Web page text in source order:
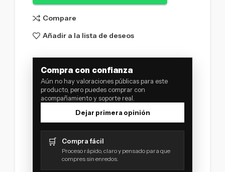
Compare
Añadir a la lista de deseos
Compra con confianza
Aún no hay valoraciones públicas para este
producto, pero puedes comprar con
acompañamiento y soporte real.
Dejar primera opinión
🛒 Compra fácil
Proceso rápido, claro y pensado para que
compres sin enredos.